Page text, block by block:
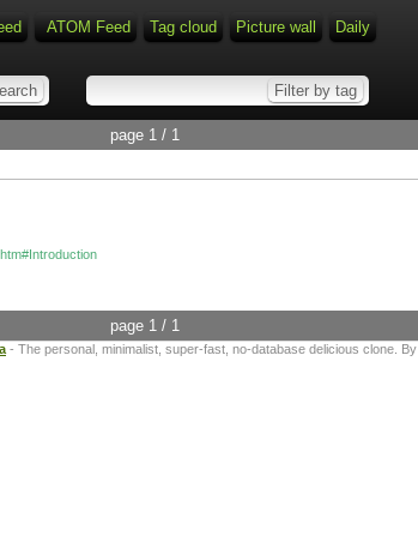
ATOM Feed Tag cloud Picture wall Daily
page 1 / 1
page 1 / 1
- The personal, minimalist, super-fast, no-database delicious clone. By